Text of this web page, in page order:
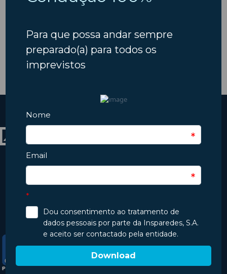
Browser:
Sistema Operativo:
A Insparedes S.A., iniciou a sua atividade no dia 14-07-1994, com o
objetivo de se tornar numa mais valia na segurança rodoviária, em
particular daqueles que nos preferem e que temos o orgulho de
ter como clientes e, de um modo geral, para todos os utentes da